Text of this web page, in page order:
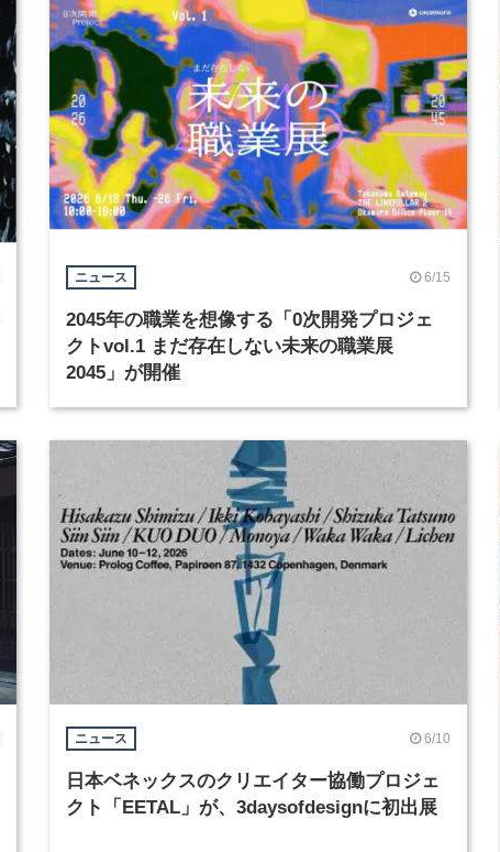
ニュース 6/15
2045年の職業を想像する「0次開発プロジェ
クトvol.1 まだ存在しない未来の職業展
2045」が開催
ニュース 6/10
日本ベネックスのクリエイター協働プロジェ
クト「EETAL」が、3daysofdesignに初出展